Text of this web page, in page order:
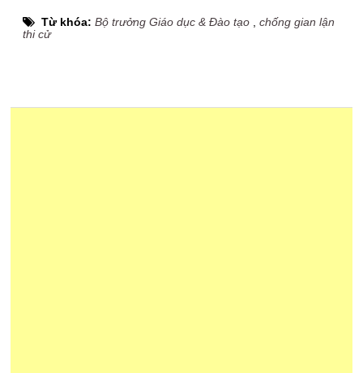
Từ khóa:Bộ trưởng Giáo dục & Đào tạo ,chống gian lận
thi cử